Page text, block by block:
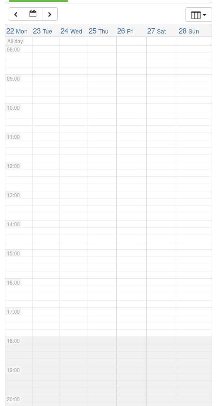
22 Mon 23 Tue 24 Wed 25 Thu 26 Fri 27 Sat 28 Sun
All-day
07:00
08:00
09:00
10:00
11:00
12:00
13:00
14:00
15:00
16:00
17:00
18:00
19:00
20:00